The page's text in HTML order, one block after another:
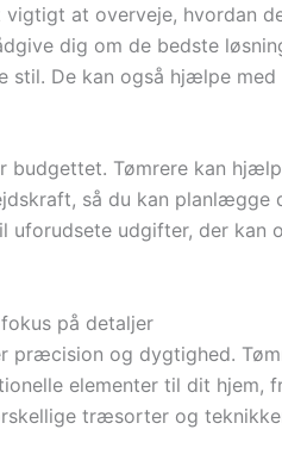
at overveje, hvordan
dig om de bedste
stil. De kan også hjælpe
Tømrere kan
så du kan planlægge
udgifter, der kan
på detaljer
og dygtighed.
elementer til dit hjem,
træsorter og